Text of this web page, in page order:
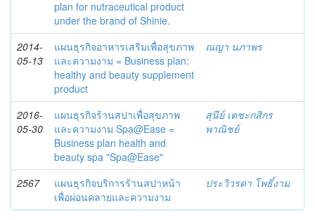
plan for nutraceutical product
under the brand of Shinie.
2014-
05-13
แผนธุรกิจอาหารเสริมเพื่อสุขภาพ
และความงาม = Business plan:
healthy and beauty supplement
product
ณญา นภาพร
2016-
05-30
แผนธุรกิจร้านสปาเพื่อสุขภาพ
และความงาม Spa@Ease =
Business plan health and
beauty spa "Spa@Ease"
สุนีย์ เตชะกสิกร
พาณิชย์
2567
แผนธุรกิจบริการร้านสปาหน้า
เพื่อผ่อนคลายและความงาม
ประวิวรดา โพธิ์งาม